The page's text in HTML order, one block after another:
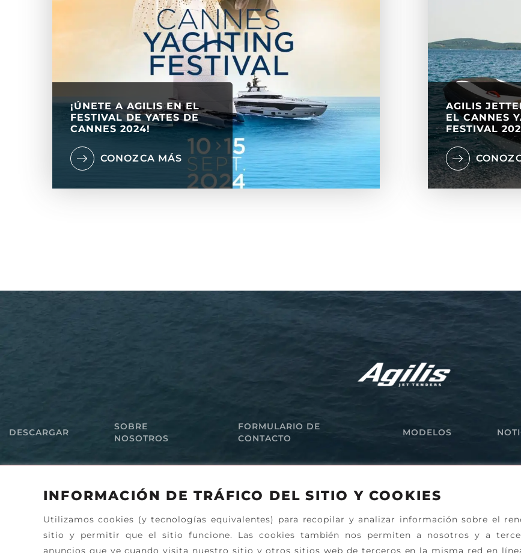
¡ÚNETE A AGILIS EN EL
FESTIVAL DE YATES DE
CANNES 2024!
CONOZCA MÁS
AGILIS
EL CANNES
FESTIVAL
DESCARGAR
SOBRE
NOSOTROS
FORMULARIO DE
CONTACTO
MODELOS
INFORMACIÓN DE TRÁFICO DEL SITIO Y COOKIES
Utilizamos cookies (y tecnologías equivalentes) para recopilar y analizar información sobre el
sitio y permitir que el sitio funcione. Las cookies también nos permiten a nosotros y a
anuncios que ve cuando visita nuestro sitio y otros sitios web de terceros en la misma red en